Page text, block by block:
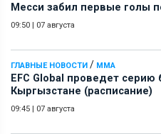
Месси забил первые голы
09:50 | 07 августа
ГЛАВНЫЕ НОВОСТИ / ММА
EFC Global проведет серию
Кыргызстане (расписание)
09:45 | 07 августа